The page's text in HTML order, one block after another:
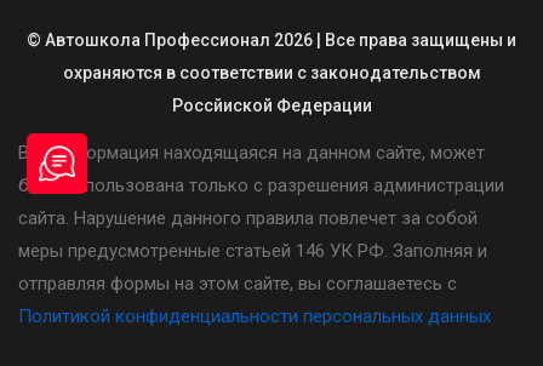
© Автошкола Профессионал 2026 | Все права защищены и
охраняются в соответствии с законодательством
Россйиской Федерации
Вся информация находящаяся на данном сайте, может
быть использована только с разрешения администрации
сайта. Нарушение данного правила повлечет за собой
меры предусмотренные статьей 146 УК РФ. Заполняя и
отправляя формы на этом сайте, вы соглашаетесь с
Политикой конфиденциальности персональных данных